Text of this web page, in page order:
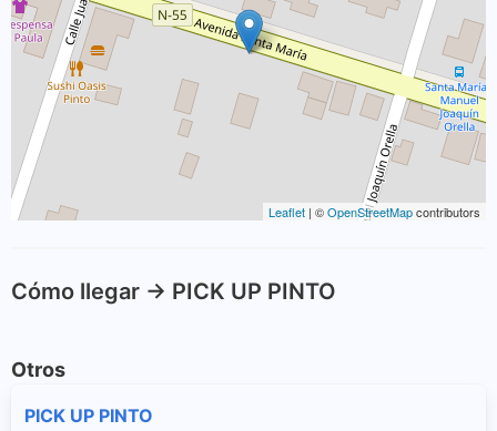
Leaflet | ©OpenStreetMapcontributors
Cómo llegar -> PICK UP PINTO
Otros
PICK UP PINTO